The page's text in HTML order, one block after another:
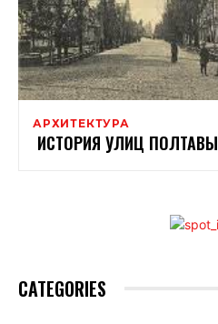
АРХИТЕКТУРА
ИСТОРИЯ УЛИЦ ПОЛТАВЫ
CATEGORIES